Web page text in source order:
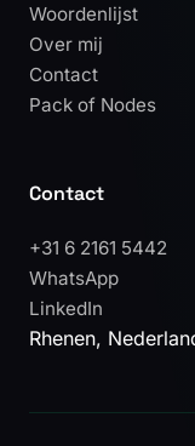
Woordenlijst
Over mij
Contact
Pack of Nodes
Contact
+31 6 2161 5442
WhatsApp
LinkedIn
Rhenen,